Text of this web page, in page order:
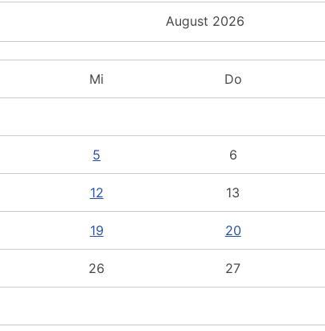
August 2026
Mi Do
5 6
12 13
19 20
26 27